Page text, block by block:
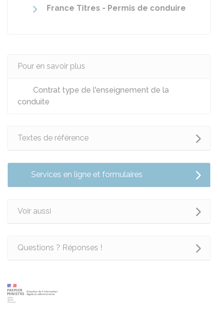
France Titres - Permis de conduire
Pour en savoir plus
Contrat type de l'enseignement de la
conduite
Textes de référence
Services en ligne et formulaires
Voir aussi
Questions ? Réponses !